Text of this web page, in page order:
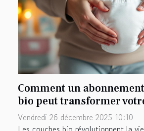
Comment un
bio peut transformer
Vendredi 26 décembre 2025 10:10